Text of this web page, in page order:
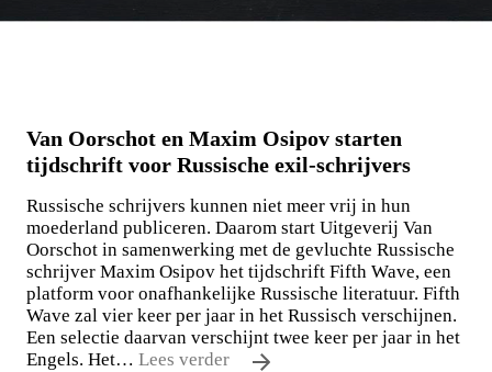
Van Oorschot en Maxim Osipov starten
tijdschrift voor Russische exil-schrijvers
Russische schrijvers kunnen niet meer vrij in hun
moederland publiceren. Daarom start Uitgeverij Van
Oorschot in samenwerking met de gevluchte Russische
schrijver Maxim Osipov het tijdschrift Fifth Wave, een
platform voor onafhankelijke Russische literatuur. Fifth
Wave zal vier keer per jaar in het Russisch verschijnen.
Een selectie daarvan verschijnt twee keer per jaar in het
Engels. Het… Lees verder